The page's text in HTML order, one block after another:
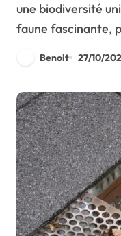
une biodiversité
faune fascinante,
Benoit 27/10/